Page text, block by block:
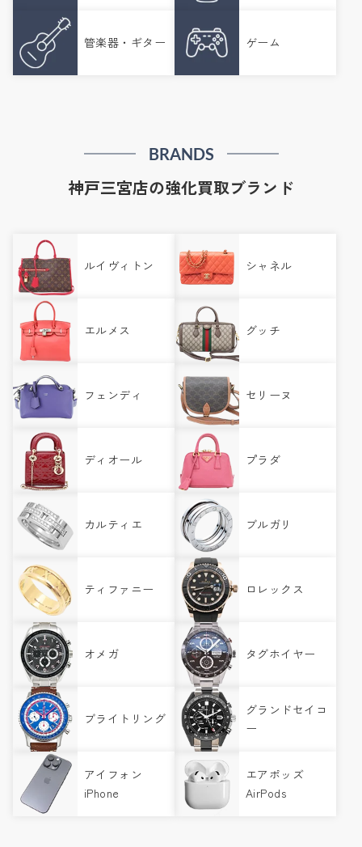
管楽器・ギター ゲーム
BRANDS
神戸三宮店の強化買取ブランド
ルイヴィトン シャネル
エルメス グッチ
フェンディ セリーヌ
ディオール プラダ
カルティエ ブルガリ
ティファニー ロレックス
オメガ タグホイヤー
ブライトリング
グランドセイコ
ー
アイフォン
iPhone
エアポッズ
AirPods